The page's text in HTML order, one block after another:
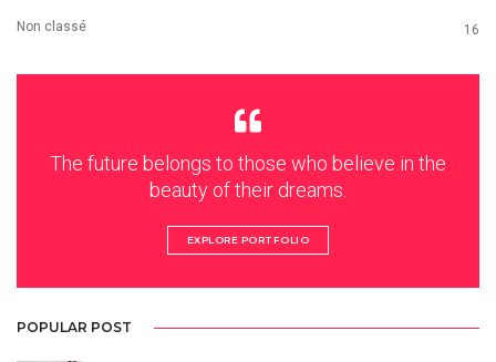
Non classé 16
The future belongs to those who believe in the
beauty of their dreams.
EXPLORE PORTFOLIO
POPULAR POST